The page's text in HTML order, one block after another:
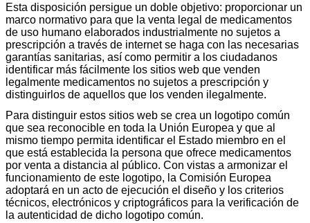
Esta disposición persigue un doble objetivo: proporcionar un
marco normativo para que la venta legal de medicamentos
de uso humano elaborados industrialmente no sujetos a
prescripción a través de internet se haga con las necesarias
garantías sanitarias, así como permitir a los ciudadanos
identificar más fácilmente los sitios web que venden
legalmente medicamentos no sujetos a prescripción y
distinguirlos de aquellos que los venden ilegalmente.
Para distinguir estos sitios web se crea un logotipo común
que sea reconocible en toda la Unión Europea y que al
mismo tiempo permita identificar el Estado miembro en el
que está establecida la persona que ofrece medicamentos
por venta a distancia al público. Con vistas a armonizar el
funcionamiento de este logotipo, la Comisión Europea
adoptará en un acto de ejecución el diseño y los criterios
técnicos, electrónicos y criptográficos para la verificación de
la autenticidad de dicho logotipo común.